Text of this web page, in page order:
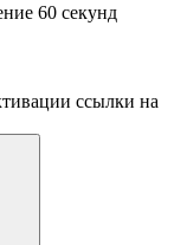
60 секунд
ссылки на